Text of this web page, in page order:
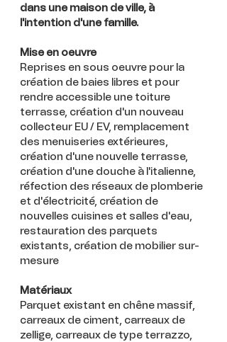
dans une maison de ville, à
l'intention d'une famille.
Mise en oeuvre
Reprises en sous oeuvre pour la
création de baies libres et pour
rendre accessible une toiture
terrasse, création d'un nouveau
collecteur EU / EV, remplacement
des menuiseries extérieures,
création d'une nouvelle terrasse,
création d'une douche à l'italienne,
réfection des réseaux de plomberie
et d'électricité, création de
nouvelles cuisines et salles d'eau,
restauration des parquets
existants, création de mobilier sur-
mesure
Matériaux
Parquet existant en chêne massif,
carreaux de ciment, carreaux de
zellige, carreaux de type terrazzo,